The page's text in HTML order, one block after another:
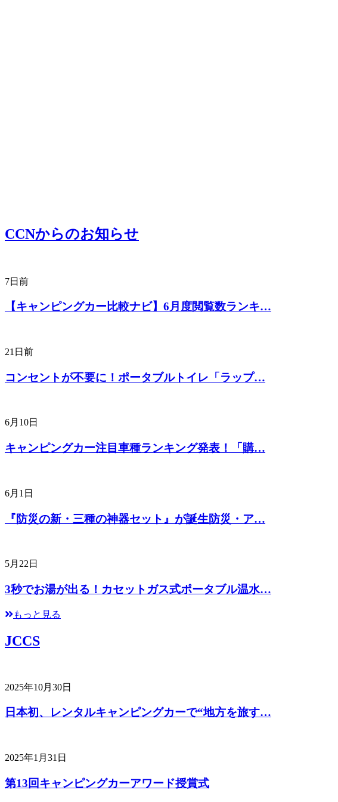
CCNからのお知らせ
7日前
【キャンピングカー比較ナビ】6月度閲覧数ランキ…
21日前
コンセントが不要に！ポータブルトイレ「ラップ…
6月10日
キャンピングカー注目車種ランキング発表！「購…
6月1日
『防災の新・三種の神器セット』が誕生防災・ア…
5月22日
3秒でお湯が出る！カセットガス式ポータブル温水…
もっと見る
JCCS
2025年10月30日
日本初、レンタルキャンピングカーで“地方を旅す…
2025年1月31日
第13回キャンピングカーアワード授賞式